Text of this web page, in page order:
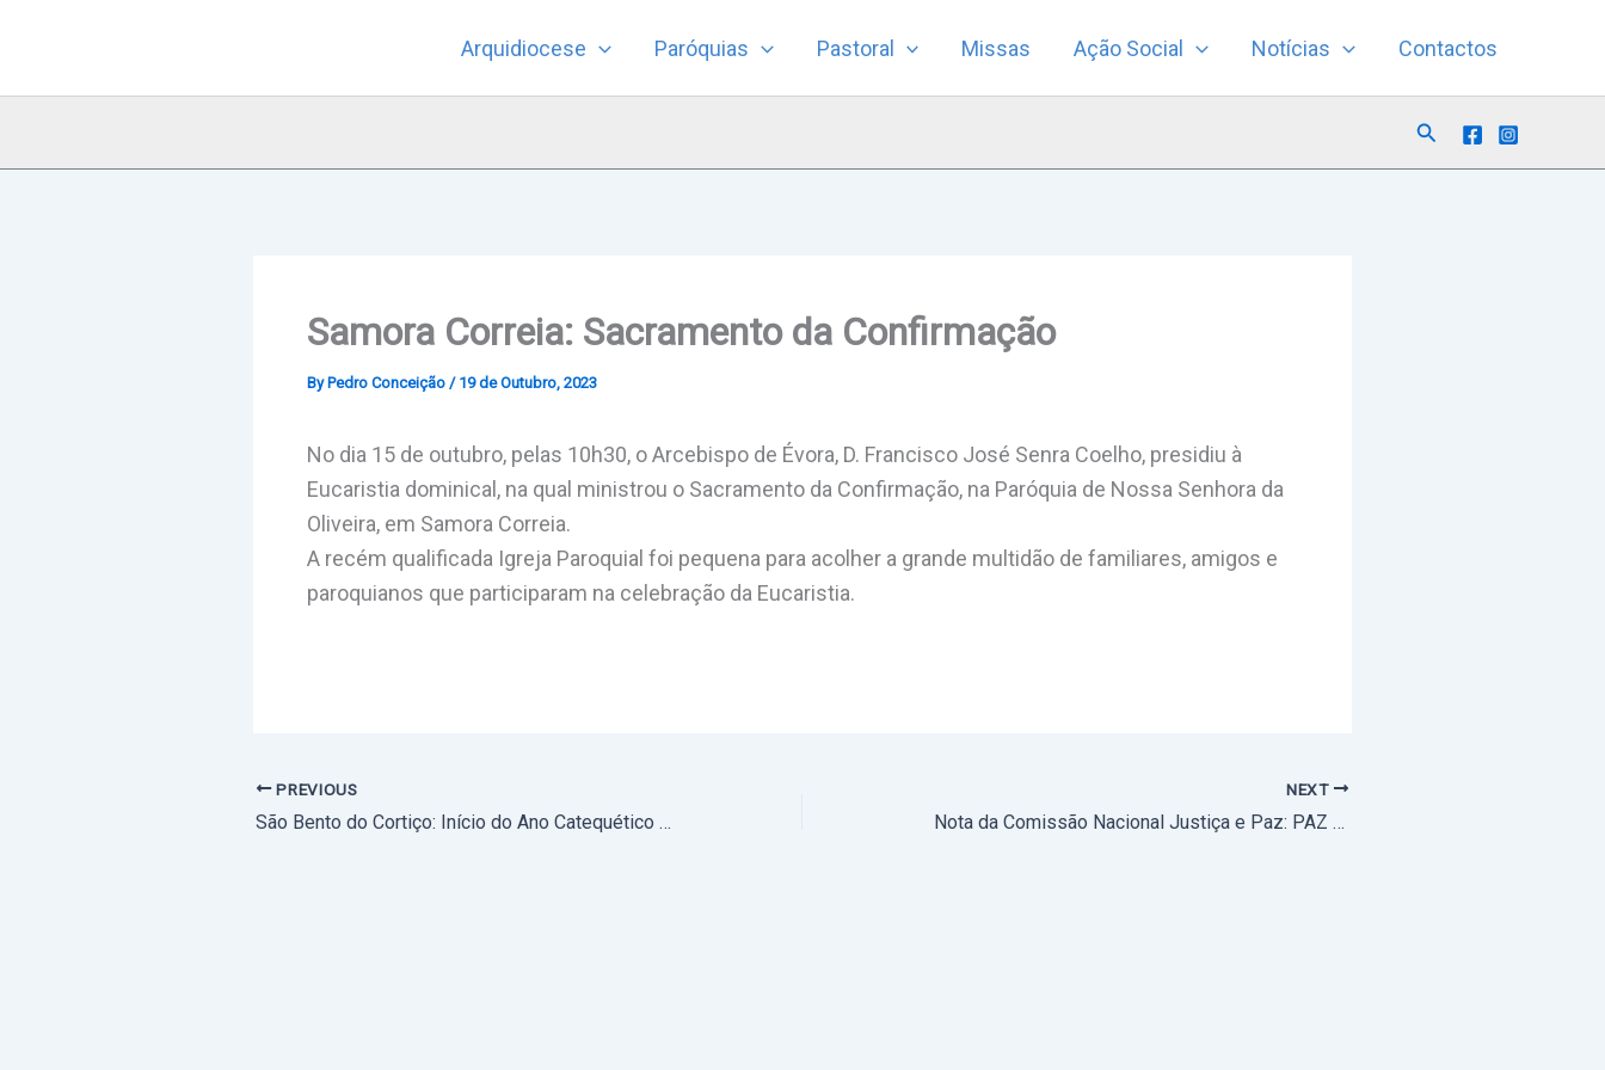
Arquidiocese Paróquias Pastoral Missas Ação Social Notícias Contactos
Search
Samora Correia: Sacramento da Confirmação
By Pedro Conceição / 19 de Outubro, 2023
No dia 15 de outubro, pelas 10h30, o Arcebispo de Évora, D. Francisco José Senra Coelho, presidiu à
Eucaristia dominical, na qual ministrou o Sacramento da Confirmação, na Paróquia de Nossa Senhora da
Oliveira, em Samora Correia.
A recém qualificada Igreja Paroquial foi pequena para acolher a grande multidão de familiares, amigos e
paroquianos que participaram na celebração da Eucaristia.
PREVIOUS
São Bento do Cortiço: Início do Ano Catequético (com fotos)
NEXT
Nota da Comissão Nacional Justiça e Paz: PAZ PARA A TERRA SANTA